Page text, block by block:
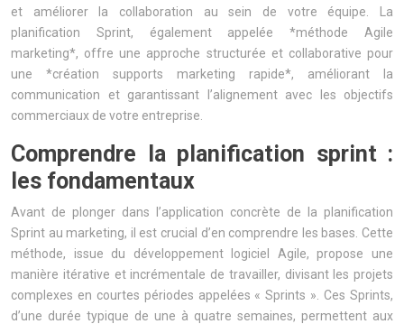
et améliorer la collaboration au sein de votre équipe. La
planification Sprint, également appelée *méthode Agile
marketing*, offre une approche structurée et collaborative pour
une *création supports marketing rapide*, améliorant la
communication et garantissant l’alignement avec les objectifs
commerciaux de votre entreprise.
Comprendre la planification sprint :
les fondamentaux
Avant de plonger dans l’application concrète de la planification
Sprint au marketing, il est crucial d’en comprendre les bases. Cette
méthode, issue du développement logiciel Agile, propose une
manière itérative et incrémentale de travailler, divisant les projets
complexes en courtes périodes appelées « Sprints ». Ces Sprints,
d’une durée typique de une à quatre semaines, permettent aux